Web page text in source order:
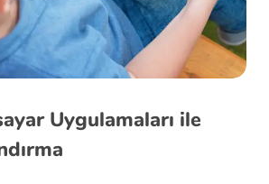
Uygulamaları ile